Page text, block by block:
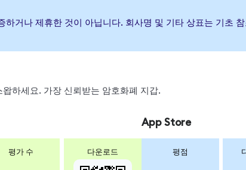
하거나 제휴한 것이 아닙니다. 회사명 및 기타 상표는 기초
하세요. 가장 신뢰받는 암호화폐 지갑.
평가 수 다운로드
App Store
평점